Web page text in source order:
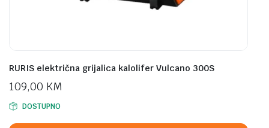
RURIS električna grijalica kalolifer Vulcano 300S
109,00 KM
DOSTUPNO